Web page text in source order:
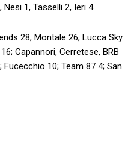
1, Tasselli 2, Ieri 4.
28; Montale 26; Lucca Sky
Capannori, Cerretese, BRB
10; Team 87 4; San